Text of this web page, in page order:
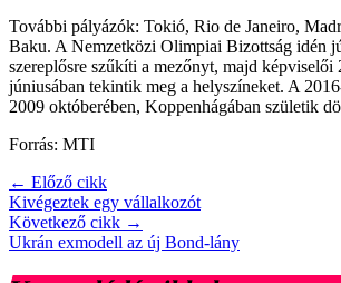
További pályázók: Tokió, Rio de Janeiro,
Baku. A Nemzetközi Olimpiai Bizottság idén
szereplősre szűkíti a mezőnyt, majd képviselői
júniusában tekintik meg a helyszíneket. A
2009 októberében, Koppenhágában születik
Forrás: MTI
← Előző cikk
Kivégeztek egy vállalkozót
Következő cikk →
Ukrán exmodell az új Bond-lány